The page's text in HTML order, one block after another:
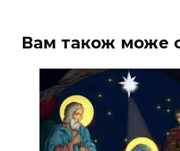
Вам також може